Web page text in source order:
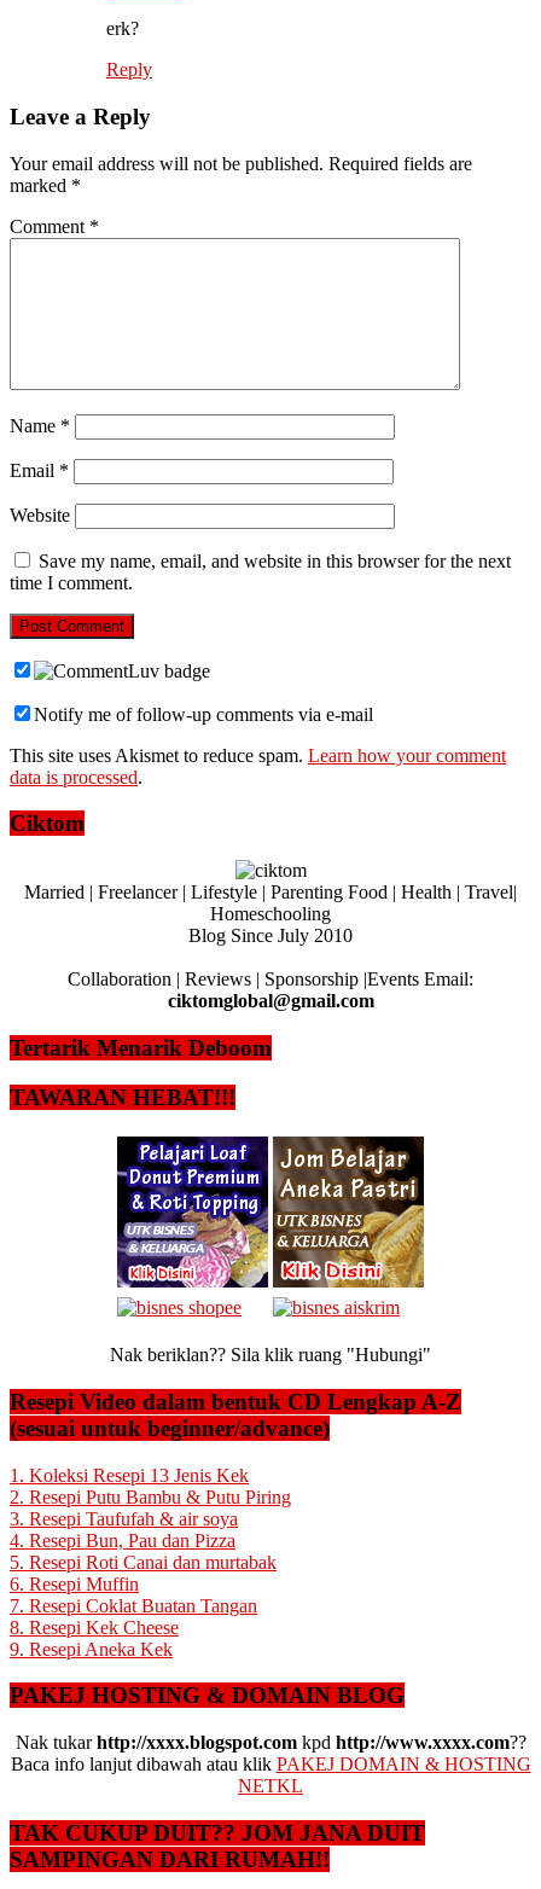
erk?
Reply
Leave a Reply
Your email address will not be published. Required fields are
marked *
Comment *
Name *
Email *
Website
Save my name, email, and website in this browser for the next
time I comment.
Notify me of follow-up comments via e-mail
This site uses Akismet to reduce spam. Learn how your comment
data is processed.
Ciktom
Married | Freelancer | Lifestyle | Parenting Food | Health | Travel|
Homeschooling
Blog Since July 2010
Collaboration | Reviews | Sponsorship |Events Email:
ciktomglobal@gmail.com
Tertarik Menarik Deboom
TAWARAN HEBAT!!!
Nak beriklan?? Sila klik ruang "Hubungi"
Resepi Video dalam bentuk CD Lengkap A-Z
(sesuai untuk beginner/advance)
1. Koleksi Resepi 13 Jenis Kek
2. Resepi Putu Bambu & Putu Piring
3. Resepi Taufufah & air soya
4. Resepi Bun, Pau dan Pizza
5. Resepi Roti Canai dan murtabak
6. Resepi Muffin
7. Resepi Coklat Buatan Tangan
8. Resepi Kek Cheese
9. Resepi Aneka Kek
PAKEJ HOSTING & DOMAIN BLOG
Nak tukarhttp://xxxx.blogspot.comkpd http://www.xxxx.com??
Baca info lanjut dibawah atau klik PAKEJ DOMAIN & HOSTING
NETKL
TAK CUKUP DUIT?? JOM JANA DUIT
SAMPINGAN DARI RUMAH!!